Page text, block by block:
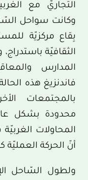
التجاريّ مع
وكانت سواحل
بِقاع مركزيّة
الثقافيّة
المدارس
فاندنزيغ هذه
بالمجتمعات
محدودة بشكل
المحاولات
أنّ الحركة العمليّة
ولطول السّاحل